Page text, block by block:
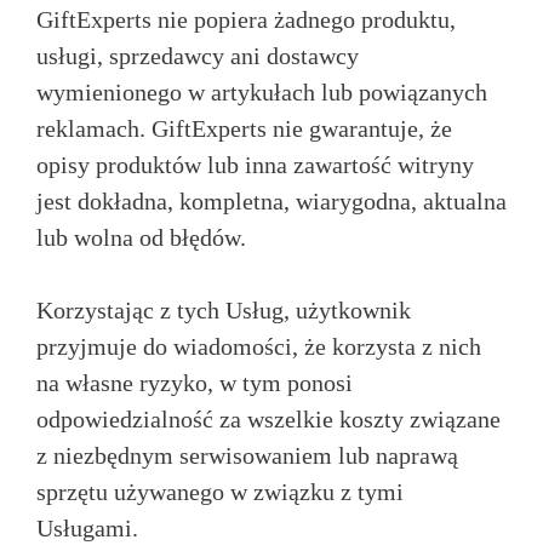
GiftExperts nie popiera żadnego produktu,
usługi, sprzedawcy ani dostawcy
wymienionego w artykułach lub powiązanych
reklamach. GiftExperts nie gwarantuje, że
opisy produktów lub inna zawartość witryny
jest dokładna, kompletna, wiarygodna, aktualna
lub wolna od błędów.
Korzystając z tych Usług, użytkownik
przyjmuje do wiadomości, że korzysta z nich
na własne ryzyko, w tym ponosi
odpowiedzialność za wszelkie koszty związane
z niezbędnym serwisowaniem lub naprawą
sprzętu używanego w związku z tymi
Usługami.